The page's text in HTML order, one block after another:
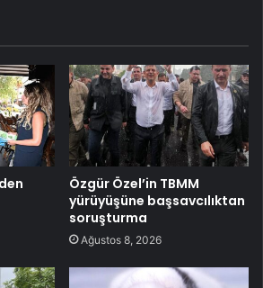
Özgür Özel’in TBMM
yürüyüşüne başsavcılıktan
soruşturma
Ağustos 8, 2026